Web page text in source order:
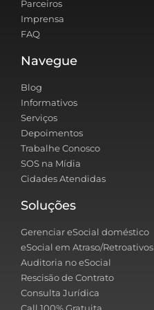
Parceiros
Imprensa
FAQ
Navegue
Blog
Informativos
Serviços
Depoimentos
Trabalhe Conosco
SOS na Mídia
Cidades Atendidas
Soluções
Gerenciar eSocial doméstico
eSocial em Atraso/Retroativos
Auditoria no eSocial
Rescisão de Contrato
Consulta Jurídica